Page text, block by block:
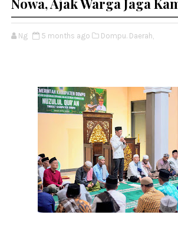
Nowa, Ajak Warga Jaga
Ng 5 months ago Dompu. Daerah,